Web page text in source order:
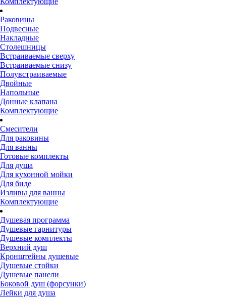
Раковины
Подвесные
Накладные
Столешницы
Встраиваемые сверху
Встраиваемые снизу
Полувстраиваемые
Двойные
Напольные
Донные клапана
Комплектующие
Смесители
Для раковины
Для ванны
Готовые комплекты
Для душа
Для кухонной мойки
Для биде
Изливы для ванны
Комплектующие
Душевая программа
Душевые гарнитуры
Душевые комплекты
Верхний душ
Кронштейны душевые
Душевые стойки
Душевые панели
Боковой душ (форсунки)
Лейки для душа